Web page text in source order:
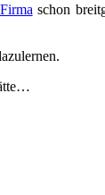
schon